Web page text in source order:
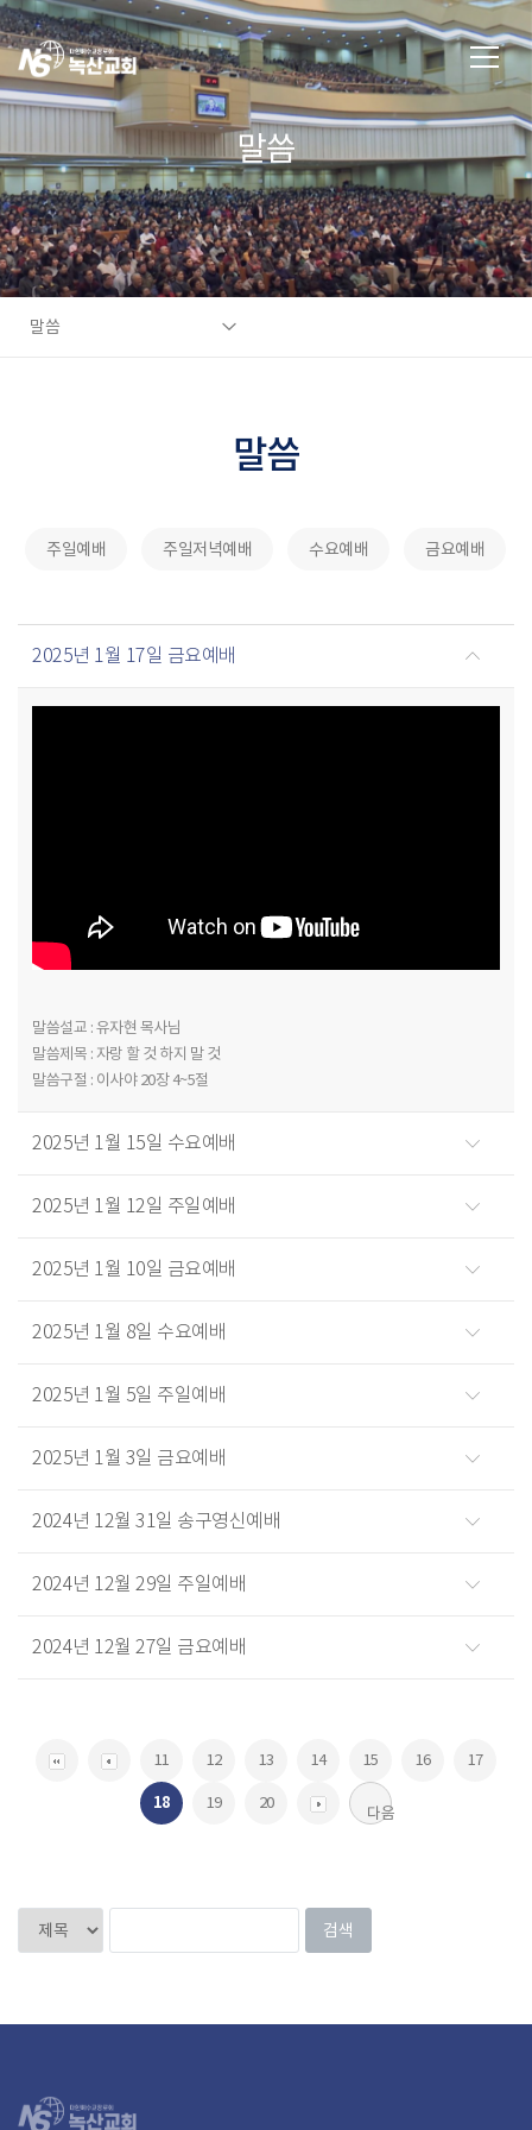
말씀
말씀
말씀
주일예배 주일저녁예배 수요예배 금요예배
2025년 1월 17일 금요예배
말씀설교 : 유자현 목사님
말씀제목 : 자랑 할 것 하지 말 것
말씀구절 : 이사야 20장 4~5절
2025년 1월 15일 수요예배
2025년 1월 12일 주일예배
2025년 1월 10일 금요예배
2025년 1월 8일 수요예배
2025년 1월 5일 주일예배
2025년 1월 3일 금요예배
2024년 12월 31일 송구영신예배
2024년 12월 29일 주일예배
2024년 12월 27일 금요예배
11 12 13 14 15 16 17
18 19 20
다음